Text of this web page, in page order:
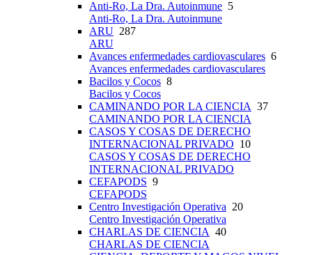
Anti-Ro, La Dra. Autoinmune 5
Anti-Ro, La Dra. Autoinmune
ARU 287
ARU
Avances enfermedades cardiovasculares 6
Avances enfermedades cardiovasculares
Bacilos y Cocos 8
Bacilos y Cocos
CAMINANDO POR LA CIENCIA 37
CAMINANDO POR LA CIENCIA
CASOS Y COSAS DE DERECHO
INTERNACIONAL PRIVADO 10
CASOS Y COSAS DE DERECHO
INTERNACIONAL PRIVADO
CEFAPODS 9
CEFAPODS
Centro Investigación Operativa 20
Centro Investigación Operativa
CHARLAS DE CIENCIA 40
CHARLAS DE CIENCIA